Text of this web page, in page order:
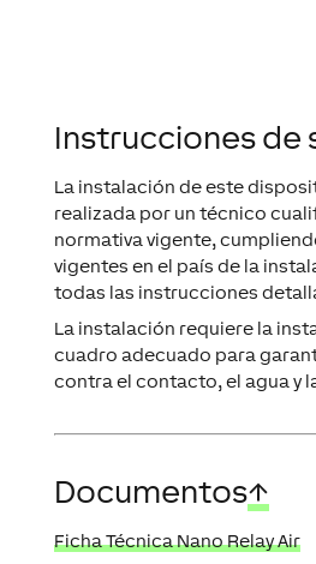
Instrucciones de
La instalación de este
realizada por un técnico
normativa vigente,
vigentes en el país de la
todas las instrucciones
La instalación requiere la
cuadro adecuado para
contra el contacto, el agua y
Documentos↑
Ficha Técnica Nano Relay Air